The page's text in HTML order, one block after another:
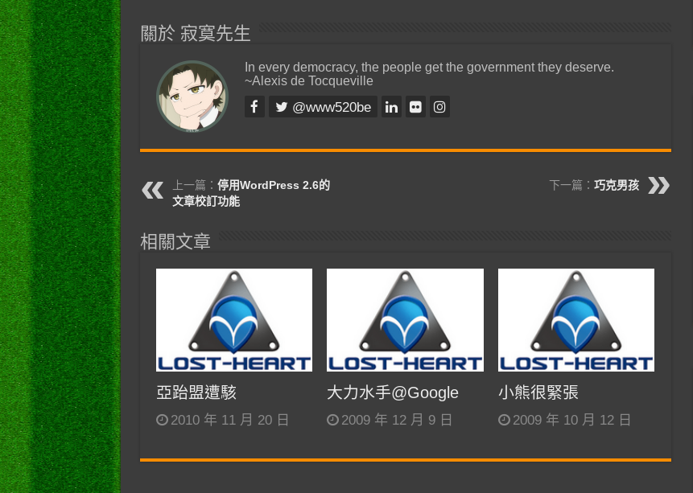
關於 寂寞先生
In every democracy, the people get the government they deserve.
~Alexis de Tocqueville
@www520be
上一篇： 停用WordPress 2.6的
文章校訂功能
下一篇： 巧克男孩
相關文章
亞跆盟遭駭
2010 年 11 月 20 日
大力水手@Google
2009 年 12 月 9 日
小熊很緊張
2009 年 10 月 12 日